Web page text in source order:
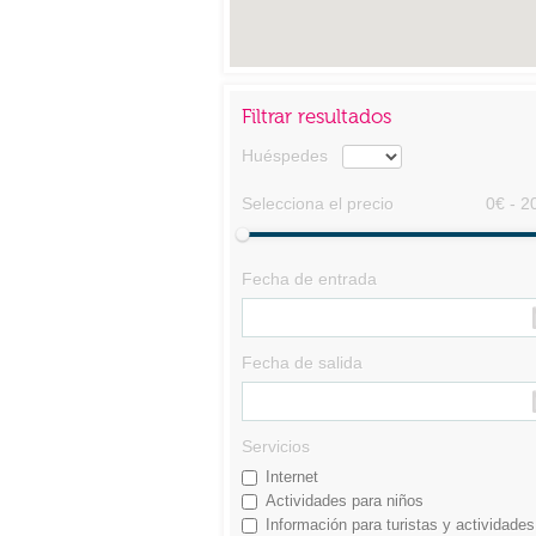
Filtrar resultados
Huéspedes
Selecciona el precio 0€ -
Fecha de entrada
Fecha de salida
Servicios
Internet
Actividades para niños
Información para turistas y actividades